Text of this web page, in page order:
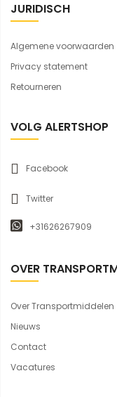
JURIDISCH
Algemene voorwaarden
Privacy statement
Retourneren
VOLG ALERTSHOP
Facebook
Twitter
+31626267909
OVER
Over Transportmiddelen
Nieuws
Contact
Vacatures